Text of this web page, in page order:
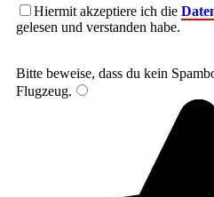
Hiermit akzeptiere ich die
gelesen und verstanden habe.
Bitte beweise, dass du kein
Flugzeug.